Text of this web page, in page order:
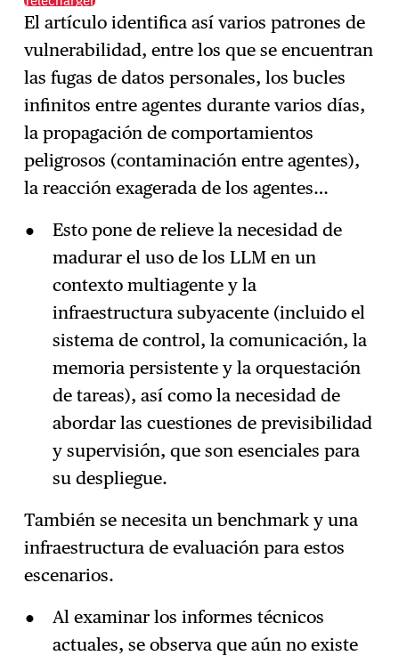
El artículo identifica así varios patrones de
vulnerabilidad, entre los que se encuentran
las fugas de datos personales, los bucles
infinitos entre agentes durante varios días,
la propagación de comportamientos
peligrosos (contaminación entre agentes),
la reacción exagerada de los agentes…
Esto pone de relieve la necesidad de
madurar el uso de los LLM en un
contexto multiagente y la
infraestructura subyacente (incluido el
sistema de control, la comunicación, la
memoria persistente y la orquestación
de tareas), así como la necesidad de
abordar las cuestiones de previsibilidad
y supervisión, que son esenciales para
su despliegue.
También se necesita un benchmark y una
infraestructura de evaluación para estos
escenarios.
Al examinar los informes técnicos
actuales, se observa que aún no existe